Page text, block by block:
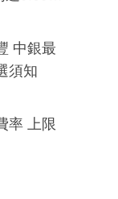
中銀最
須知
率 上限